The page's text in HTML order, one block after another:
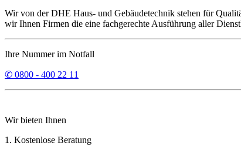
Wir von der DHE Haus- und Gebäudetechnik stehen für
wir Ihnen Firmen die eine fachgerechte Ausführung aller
Ihre Nummer im Notfall
✆ 0800 - 400 22 11
Wir bieten Ihnen
1. Kostenlose Beratung